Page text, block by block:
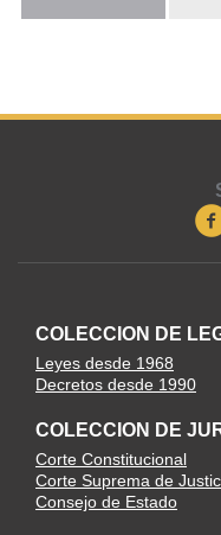
COLECCION DE
Leyes desde 1968
Decretos desde 1990
COLECCION DE
Corte Constitucional
Corte Suprema de
Consejo de Estado